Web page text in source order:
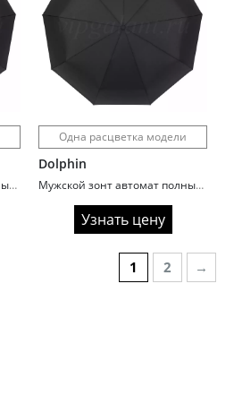
Мужской зонт автомат полный Dolphin 352 ручка крюк карбон
Одна расцветка модели
Dolphin
Мужской зонт автомат полный Dolphin 351 ручка гольф
Узнать цену
1 2 →